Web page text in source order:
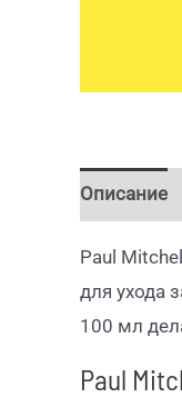
Описание
Paul
для ухода
100 мл
Paul